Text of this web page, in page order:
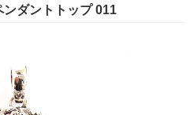
ダントトップ 011